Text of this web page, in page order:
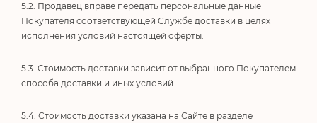
5.2. Продавец вправе передать персональные данные
Покупателя соответствующей Службе доставки в целях
исполнения условий настоящей оферты.
5.3. Стоимость доставки зависит от выбранного Покупателем
способа доставки и иных условий.
5.4. Стоимость доставки указана на Сайте в разделе